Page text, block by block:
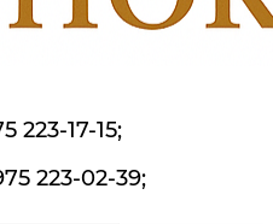
223-17-15;
223-02-39;